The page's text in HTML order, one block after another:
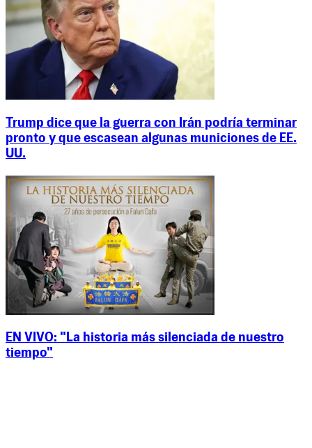
Trump dice que la guerra con Irán podría terminar
pronto y que escasean algunas municiones de EE.
UU.
EN VIVO: "La historia más silenciada de nuestro
tiempo"